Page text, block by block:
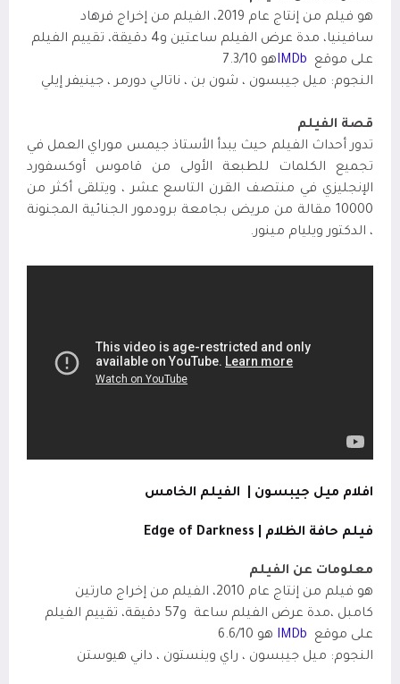
هو فيلم من إنتاج عام 2019، الفيلم من إخراج فرهاد
سافينيا، مدة عرض الفيلم ساعتين
و4 دقيقة، تقييم الفيلم
على موقع
IMDbهو 7.3/10
النجوم: ميل جيبسون ، شون بن ، ناتالي دورمر ، جينيفر إيلي
قصة الفيلم
تدور أحداث الفيلم حيث يبدأ الأستاذ جيمس موراي العمل في
تجميع الكلمات للطبعة الأولى من قاموس أوكسفورد
الإنجليزي في منتصف القرن التاسع عشر ، ويتلقى أكثر من
10000 مقالة من مريض بجامعة برودمور الجنائية المجنونة
، الدكتور ويليام مينور.
افلام ميل جيبسون | الفيلم الخامس
فيلم حافة الظلام Edge of Darkness
معلومات عن الفيلم
هو فيلم من إنتاج عام 2010، الفيلم من إخراج مارتين
كامبل ،مدة عرض الفيلم ساعة
و57 دقيقة، تقييم الفيلم
على موقع
IMDb هو 6.6/10
النجوم: ميل جيبسون ، راي وينستون ، داني هيوستن